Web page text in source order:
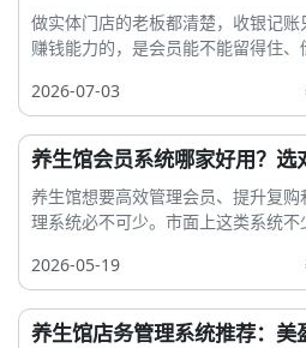
做实体门店的老板都清楚，收银记
赚钱能力的，是会员能不能留得住、
2026-07-03
养生馆会员系统哪家好用？选
养生馆想要高效管理会员、提升复
理系统必不可少。市面上这类系统不
2026-05-19
养生馆店务管理系统推荐：美